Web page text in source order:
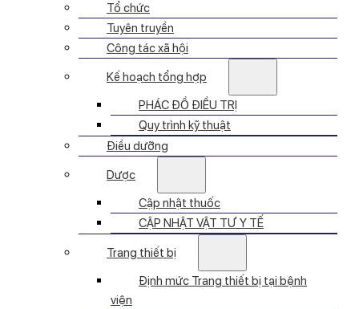
Tổ chức
Tuyên truyền
Công tác xã hội
Kế hoạch tổng hợp
PHÁC ĐỒ ĐIỀU TRỊ
Quy trình kỹ thuật
Điều dưỡng
Dược
Cập nhật thuốc
CẬP NHẬT VẬT TƯ Y TẾ
Trang thiết bị
Định mức Trang thiết bị tại bệnh
viện